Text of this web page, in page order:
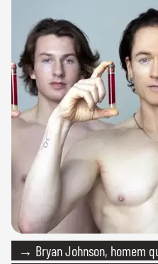
→ Bryan Johnson, homem